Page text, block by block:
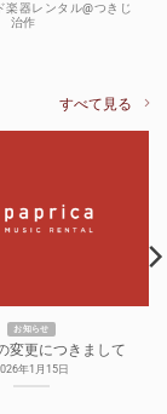
楽器レンタル@つきじ
治作
すべて見る
お知らせ
変更につきまして
年1月15日